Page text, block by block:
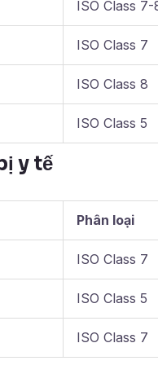
ISO Class 7-
ISO Class 7
ISO Class 8
ISO Class 5
y tế
Phân loại
ISO Class 7
ISO Class 5
ISO Class 7